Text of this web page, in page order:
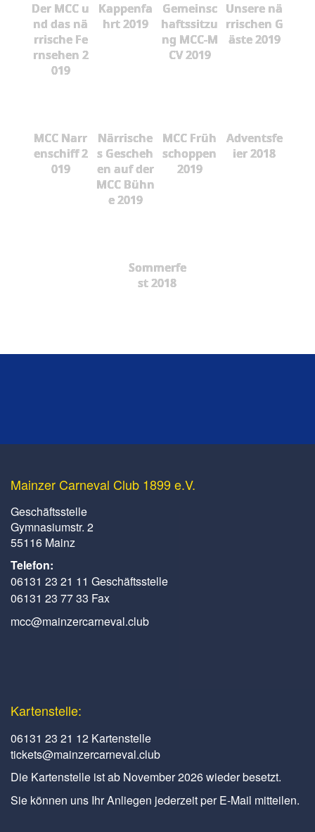
Der MCC u
nd das nä
rrische Fe
rnsehen 2
019
Kappenfa
hrt 2019
Gemeinsc
haftssitzu
ng MCC-M
CV 2019
Unsere nä
rrischen G
äste 2019
MCC Narr
enschiff 2
019
Närrische
s Gescheh
en auf der
MCC Bühn
e 2019
MCC Früh
schoppen
2019
Adventsfe
ier 2018
Sommerfe
st 2018
Mainzer Carneval Club 1899 e.V.
Geschäftsstelle
Gymnasiumstr. 2
55116 Mainz
Telefon:
06131 23 21 11 Geschäftsstelle
06131 23 77 33 Fax
mcc@mainzercarneval.club
Kartenstelle:
06131 23 21 12 Kartenstelle
tickets@mainzercarneval.club
Die Kartenstelle ist ab November 2026 wieder besetzt.
Sie können uns Ihr Anliegen jederzeit per E-Mail mitteilen.